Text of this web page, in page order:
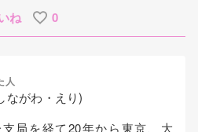
ね 0
人
ながわ・えり)
局を経て20年から東京、大